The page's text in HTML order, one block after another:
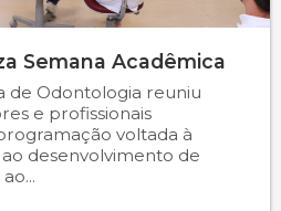
Semana Acadêmica
de Odontologia reuniu
e profissionais
voltada à
desenvolvimento de